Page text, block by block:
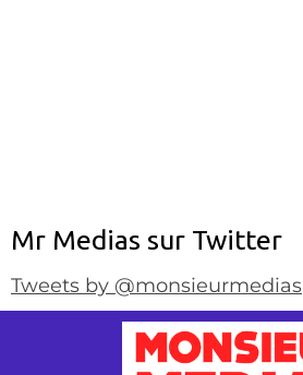
Mr Medias sur Twitter
Tweets by @monsieurmedias